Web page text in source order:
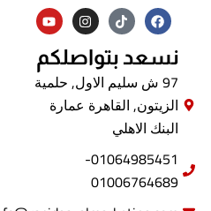
F
a
c
e
b
o
o
k
I
n
s
t
a
g
r
a
m
Y
o
u
t
u
b
e
نسعد بتواصلكم
97 ش سليم الاول, حلمية
الزيتون, القاهرة عمارة
البنك الاهلي
01064985451-
01006764689